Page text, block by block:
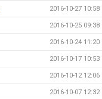
2016-10-27 10:58
2016-10-25 09:38
2016-10-24 11:20
2016-10-17 10:53
2016-10-12 12:06
2016-10-07 12:32